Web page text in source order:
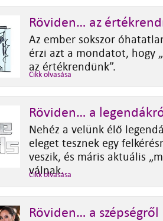
Röviden… az
Az ember sokszor
érzi azt a mondatot, hogy
az értékrendünk”.
Cikk olvasása
Röviden… a
Nehéz a velünk élő
eleget tesznek egy
veszik, és máris aktuális
válnak.
Cikk olvasása
Röviden… a szépségről